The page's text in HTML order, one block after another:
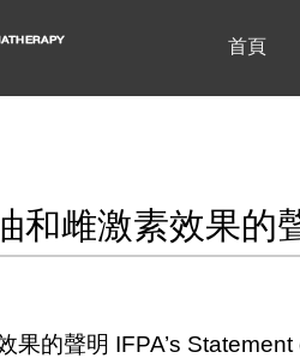
首頁
和雌激素效果的
果的聲明 IFPA’s